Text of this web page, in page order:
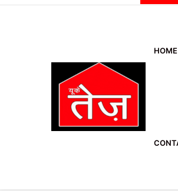
HOME